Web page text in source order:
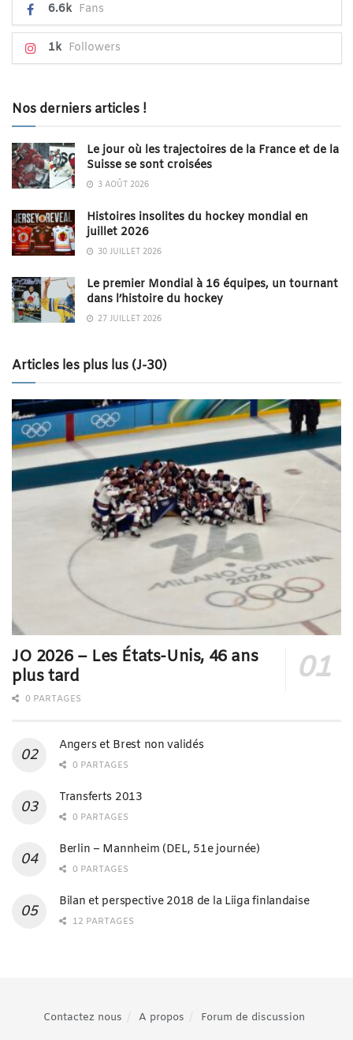
6.6k Fans
1k Followers
Nos derniers articles !
Le jour où les trajectoires de la France et de la
Suisse se sont croisées
3 AOÛT 2026
Histoires insolites du hockey mondial en
juillet 2026
30 JUILLET 2026
Le premier Mondial à 16 équipes, un tournant
dans l’histoire du hockey
27 JUILLET 2026
Articles les plus lus (J-30)
JO 2026 – Les États-Unis, 46 ans
plus tard
0 PARTAGES
Angers et Brest non validés
0 PARTAGES
Transferts 2013
0 PARTAGES
Berlin – Mannheim (DEL, 51e journée)
0 PARTAGES
Bilan et perspective 2018 de la Liiga finlandaise
12 PARTAGES
Contactez nous A propos Forum de discussion